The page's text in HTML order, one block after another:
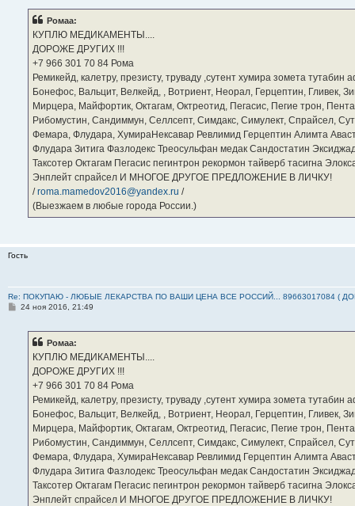
Ромаа:
КУПЛЮ МЕДИКАМЕНТЫ....
ДОРОЖЕ ДРУГИХ !!!
‪+7 966 301 70 84‬ Рома
Ремикейд, калетру, презисту, труваду ,сутент хумира зомета
Бонефос, Вальцит, Велкейд, , Вотриент, Неорал, Герцептин, Гливек,
Мирцера, Майфортик, Октагам, Октреотид, Пегасис, Пегие трон,
Рибомустин, Сандиммун, Селлсепт, Симдакс, Симулект, Спрайсел,
Фемара, Флудара, ХумираНексавар Ревлимид Герцептин Алимта
Флудара Зитига Фазлодекс Треосульфан медак Сандостатин
Таксотер Октагам Пегасис пегинтрон рекормон тайверб тасигна
Энплейт спрайсел И МНОГОЕ ДРУГОЕ ПРЕДЛОЖЕНИЕ В ЛИЧКУ!
/roma.mamedov2016@yandex.ru /
(Выезжаем в любые города России.)
Гость
Re: ПОКУПАЮ - ЛЮБЫЕ ЛЕКАРСТВА ПО ВАШИ ЦЕНА ВСЕ РОССИЙ... 89663017084 (
С24 ноя 2016, 21:49
Ромаа:
КУПЛЮ МЕДИКАМЕНТЫ....
ДОРОЖЕ ДРУГИХ !!!
‪+7 966 301 70 84‬ Рома
Ремикейд, калетру, презисту, труваду ,сутент хумира зомета
Бонефос, Вальцит, Велкейд, , Вотриент, Неорал, Герцептин, Гливек,
Мирцера, Майфортик, Октагам, Октреотид, Пегасис, Пегие трон,
Рибомустин, Сандиммун, Селлсепт, Симдакс, Симулект, Спрайсел,
Фемара, Флудара, ХумираНексавар Ревлимид Герцептин Алимта
Флудара Зитига Фазлодекс Треосульфан медак Сандостатин
Таксотер Октагам Пегасис пегинтрон рекормон тайверб тасигна
Энплейт спрайсел И МНОГОЕ ДРУГОЕ ПРЕДЛОЖЕНИЕ В ЛИЧКУ!